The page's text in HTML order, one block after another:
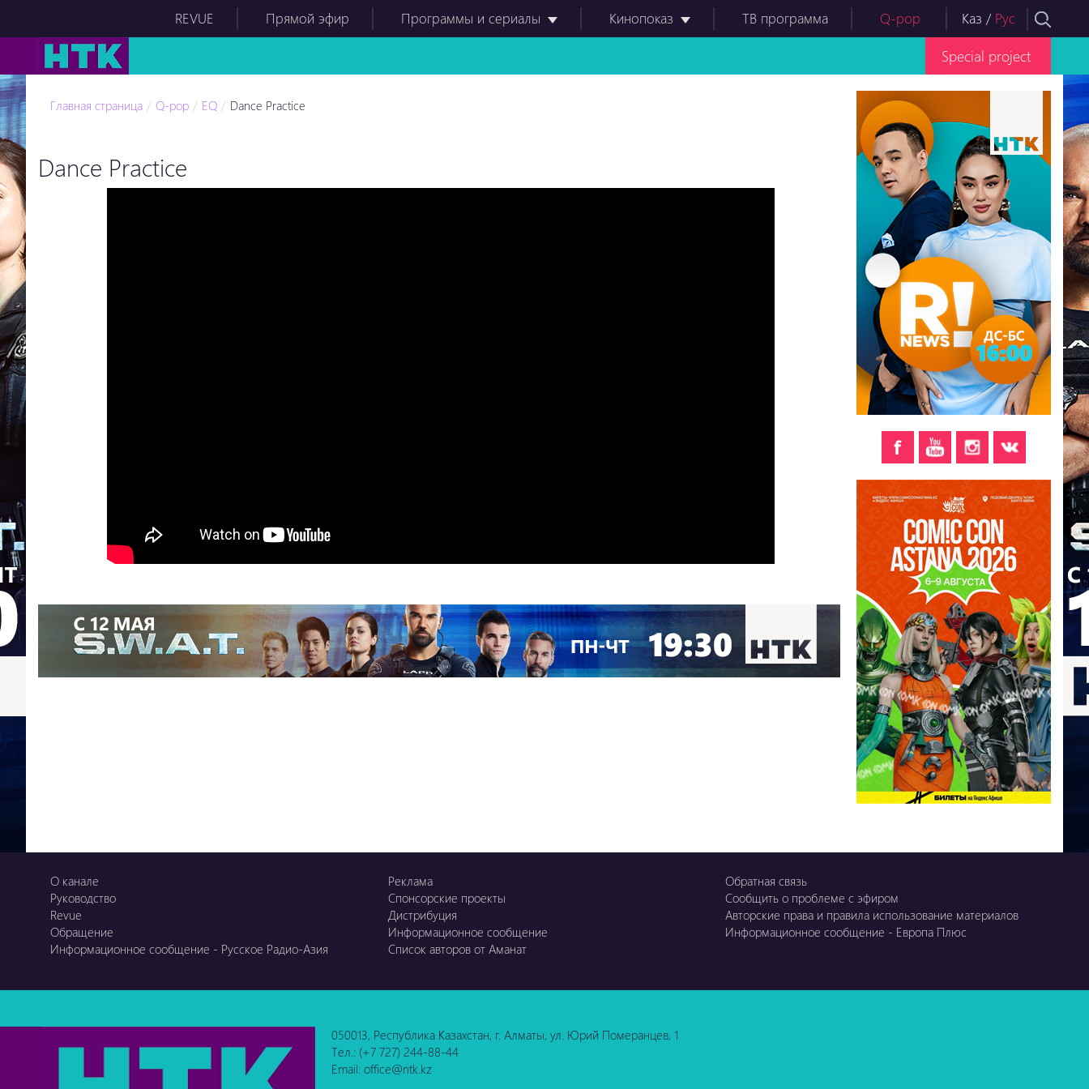
Каз / Рус
REVUE Прямой эфир Программы и сериалы Кинопоказ ТВ программа Q-pop
Special project
Главная страница Q-pop EQ Dance Practice
Dance Practice
О канале
Руководство
Revue
Обращение
Реклама
Спонсорские проекты
Обратная связь
Сообщить о проблеме с эфиром
Дистрибуция
Авторские права и правила использование материалов
Информационное сообщение
Информационное сообщение - Европа Плюс
Информационное сообщение - Русское Радио-Азия
Список авторов от Аманат
050013, Республика Казахстан, г. Алматы, ул. Юрий Померанцев, 1
Тел.: (+7 727) 244-88-44
Email: office@ntk.kz